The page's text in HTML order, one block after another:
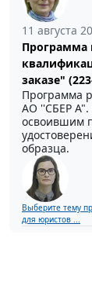
11 августа
заказе"
Программа
АО ''СБЕР А".
освоившим
образца.
Выберите тему
для юристов ...